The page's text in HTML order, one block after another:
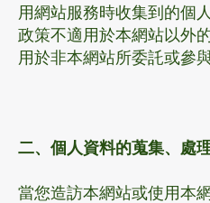
用網站服務時收集到的個
政策不適用於本網站以外
用於非本網站所委託或參
二、個人資料的蒐集、處
當您造訪本網站或使用本